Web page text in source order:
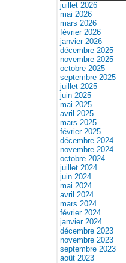
juillet 2026
mai 2026
mars 2026
février 2026
janvier 2026
décembre 2025
novembre 2025
octobre 2025
septembre 2025
juillet 2025
juin 2025
mai 2025
avril 2025
mars 2025
février 2025
décembre 2024
novembre 2024
octobre 2024
juillet 2024
juin 2024
mai 2024
avril 2024
mars 2024
février 2024
janvier 2024
décembre 2023
novembre 2023
septembre 2023
août 2023